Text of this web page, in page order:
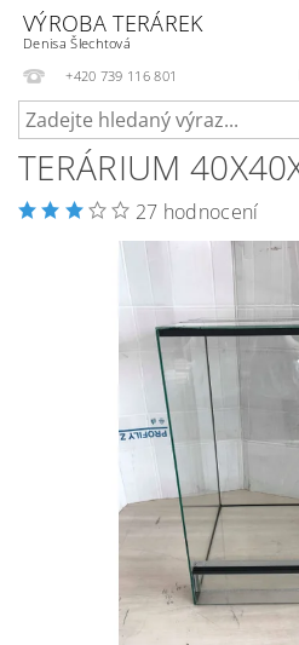
VÝROBA TERÁREK
Denisa Šlechtová
+420 739 116 801
TERÁRIUM
27 hodnocení